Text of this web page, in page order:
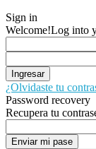
Sign in
Welcome!Log into
¿Olvidaste tu
Password recovery
Recupera tu